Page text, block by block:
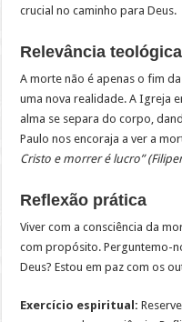
crucial no caminho para Deus.
Relevância teológica
A morte não é apenas o fim
uma nova realidade. A Igreja
alma se separa do corpo,
Paulo nos encoraja a ver a
Cristo e morrer é lucro”
Reflexão prática
Viver com a consciência da
com propósito. Perguntemo-
Deus? Estou em paz com os
Exercício espiritual: